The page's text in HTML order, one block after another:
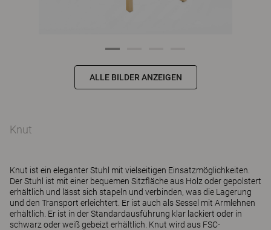
ALLE BILDER ANZEIGEN
Knut
Knut ist ein eleganter Stuhl mit vielseitigen Einsatzmöglichkeiten.
Der Stuhl ist mit einer bequemen Sitzfläche aus Holz oder gepolstert
erhältlich und lässt sich stapeln und verbinden, was die Lagerung
und den Transport erleichtert. Er ist auch als Sessel mit Armlehnen
erhältlich. Er ist in der Standardausführung klar lackiert oder in
schwarz oder weiß gebeizt erhältlich. Knut wird aus FSC-